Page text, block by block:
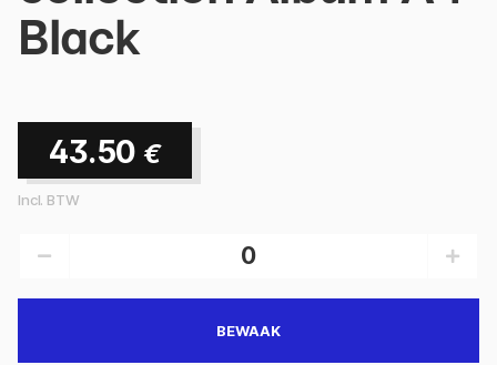
Black
43.50 €
Incl. BTW
BEWAAK